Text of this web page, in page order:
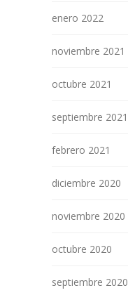
enero 2022
noviembre 2021
octubre 2021
septiembre 2021
febrero 2021
diciembre 2020
noviembre 2020
octubre 2020
septiembre 2020